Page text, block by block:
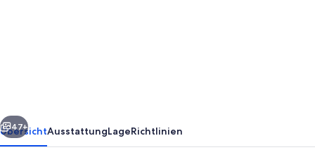
views
Weiter
47+
ÜbersichtAusstattungLageRichtlinien